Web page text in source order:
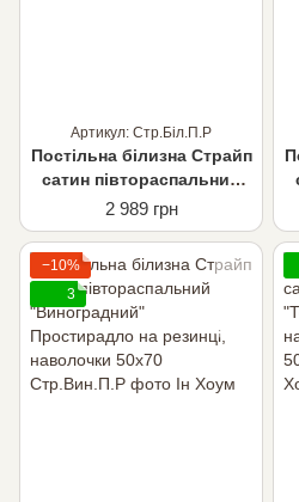
Артикул: Стр.Біл.П.Р
Постільна білизна Страйп
сатин півтораспальний
"Білий" Простирадло на
резинці, наволочки 50х70
2 989 грн
−10%
3